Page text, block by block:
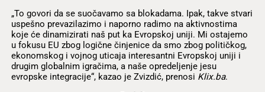
„To govori da se suočavamo sa blokadama. Ipak, takve stvari
uspešno prevazilazimo i naporno radimo na aktivnostima
koje će dinamizirati naš put ka Evropskoj uniji. Mi ostajemo
u fokusu EU zbog logične činjenice da smo zbog političkog,
ekonomskog i vojnog uticaja interesantni Evropskoj uniji i
drugim globalnim igračima, a naše opredeljenje jesu
evropske integracije“, kazao je Zvizdić, prenosi Klix.ba.